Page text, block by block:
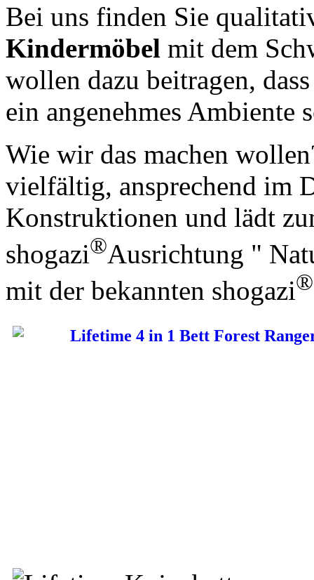
Bei uns finden Sie
Kindermöbel mit dem
wollen dazu beitragen,
ein angenehmes
Wie wir das machen
vielfältig, ansprechend im
Konstruktionen und lädt
shogazi®Ausrichtung "
mit der bekannten shogazi